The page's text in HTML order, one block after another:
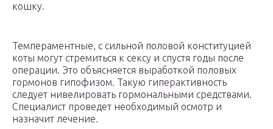
кошку.
Темпераментные, с сильной половой конституцией
коты могут стремиться к сексу и спустя годы после
операции. Это объясняется выработкой половых
гормонов гипофизом. Такую гиперактивность
следует нивелировать гормональными средствами.
Специалист проведет необходимый осмотр и
назначит лечение.